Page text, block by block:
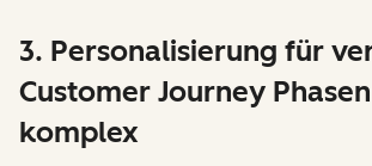
3. Personalisierung für
Customer Journey
komplex